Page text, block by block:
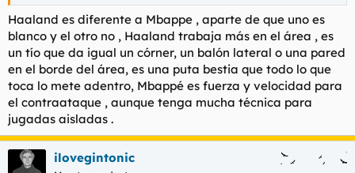
Haaland es diferente a Mbappe , aparte de que uno es
blanco y el otro no , Haaland trabaja más en el área , es
un tío que da igual un córner, un balón lateral o una pared
en el borde del área, es una puta bestia que todo lo que
toca lo mete adentro, Mbappé es fuerza y velocidad para
el contraataque , aunque tenga mucha técnica para
jugadas aisladas .
ilovegintonic